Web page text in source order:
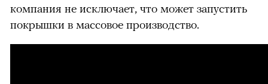
компания не исключает, что может запустить
покрышки в массовое производство.